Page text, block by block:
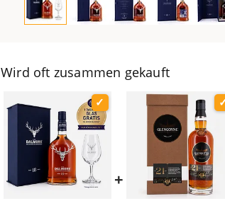
Wird oft zusammen gekauft
+